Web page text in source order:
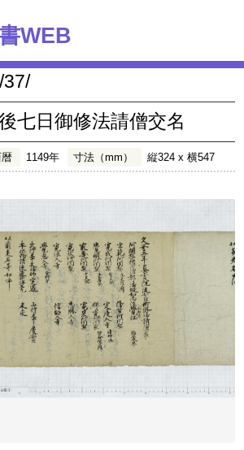
WEB
37/
七日御修法請僧交名
1149年 寸法（mm） 縦324 x 横547